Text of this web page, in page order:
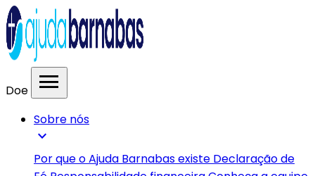
Doe menu
Sobre nós
expand_more
Por que o Ajuda Barnabas existe Declaração de